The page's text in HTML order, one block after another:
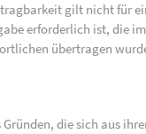
gilt nicht für
erforderlich ist, die
übertragen
Gründen, die sich aus